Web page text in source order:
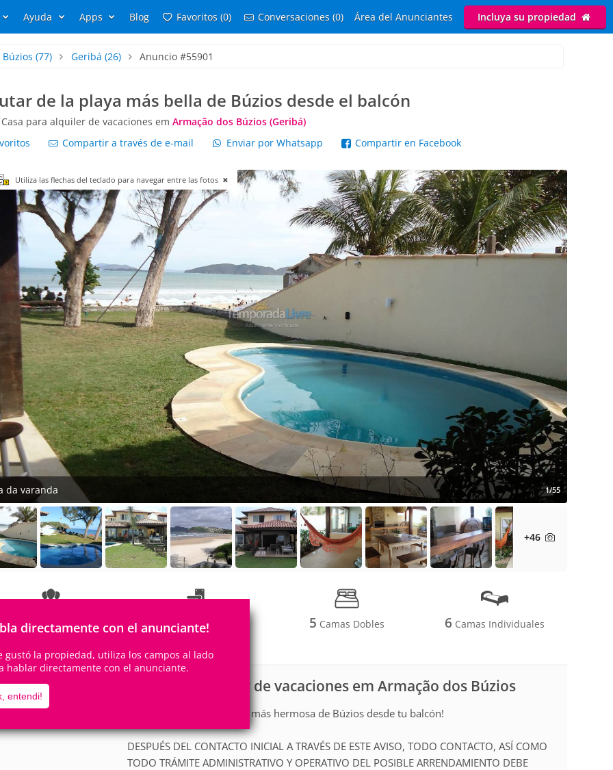
Ayuda Apps Blog Favoritos (0) Conversaciones (0) Área del Anunciantes Incluya su propiedad
(77) Geribá (26) Anuncio #55901
de la playa más bella de Búzios desde el balcón
Casa para alquiler de vacaciones em Armação dos Búzios (Geribá)
Compartir a través de e-mail Enviar por Whatsapp Compartir en Facebook
directamente con el anunciante!
gustó la propiedad, utiliza los campos al lado
hablar directamente con el anunciante.
entendi!
Utiliza las flechas del teclado para navegar entre las fotos
da varanda 1/55
+46
16Personas 8Cuartos 5 Camas Dobles 6 Camas Individuales
Casa para alquiler de vacaciones em Armação dos Búzios
¡Ven y disfruta de la playa más hermosa de Búzios desde tu balcón!
DESPUÉS DEL CONTACTO INICIAL A TRAVÉS DE ESTE AVISO, TODO CONTACTO, ASÍ COMO
TODO TRÁMITE ADMINISTRATIVO Y OPERATIVO DEL POSIBLE ARRENDAMIENTO DEBE